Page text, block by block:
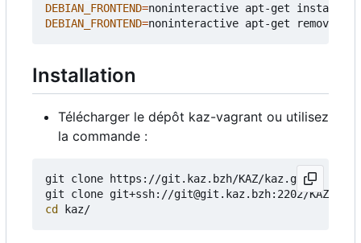
DEBIAN_FRONTEND=
DEBIAN_FRONTEND=
Installation
Télécharger le dépôt kaz-vagrant ou utilisez
la commande :
git clone https://git.kaz.bzh/KAZ/kaz.git # pour
git clone git+ssh://git@git.kaz.bzh:2202/KAZ/
cd